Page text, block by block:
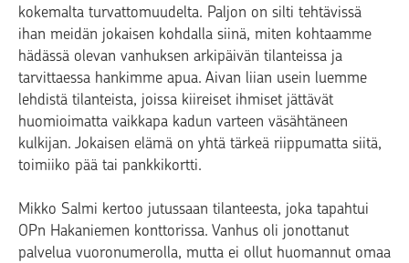
kokemalta turvattomuudelta. Paljon on silti tehtävissä
ihan meidän jokaisen kohdalla siinä, miten kohtaamme
hädässä olevan vanhuksen arkipäivän tilanteissa ja
tarvittaessa hankimme apua. Aivan liian usein luemme
lehdistä tilanteista, joissa kiireiset ihmiset jättävät
huomioimatta vaikkapa kadun varteen väsähtäneen
kulkijan. Jokaisen elämä on yhtä tärkeä riippumatta siitä,
toimiiko pää tai pankkikortti.
Mikko Salmi kertoo jutussaan tilanteesta, joka tapahtui
OPn Hakaniemen konttorissa. Vanhus oli jonottanut
palvelua vuoronumerolla, mutta ei ollut huomannut omaa